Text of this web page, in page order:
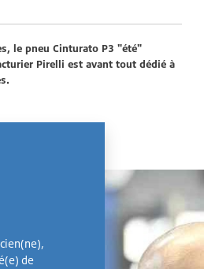
le pneu Cinturato P3 "été"
Pirelli est avant tout dédié à
de